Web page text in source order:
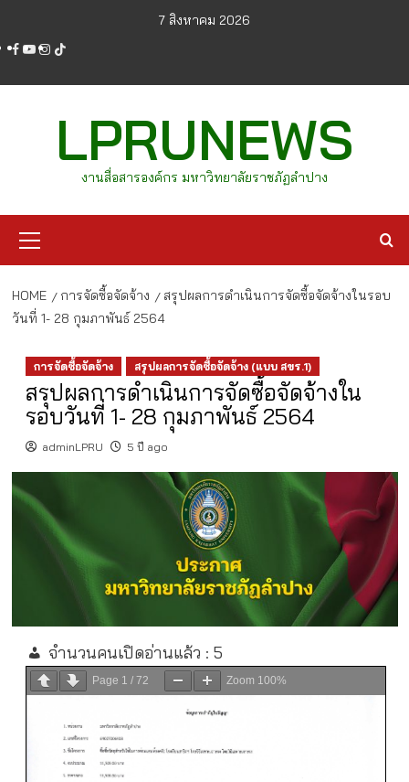
content
7 สิงหาคม 2026
facebook
youtube
instagram
tiktok
LPRUNEWS
งานสื่อสารองค์กร มหาวิทยาลัยราชภัฏลำปาง
Menu
HOME การจัดซื้อจัดจ้าง
สรุปผลการดำเนินการจัดซื้อจัดจ้างในรอบ
วันที่ 1- 28 กุมภาพันธ์ 2564
การจัดซื้อจัดจ้าง สรุปผลการจัดซื้อจัดจ้าง (แบบ สขร.1)
สรุปผลการดำเนินการจัดซื้อจัดจ้างใน
รอบวันที่ 1- 28 กุมภาพันธ์ 2564
adminLPRU 5 ปี ago
จำนวนคนเปิดอ่านแล้ว : 5
Page 1 / 72 Zoom 100%